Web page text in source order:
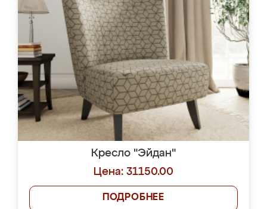
Кресло "Эйдан"
Цена: 31150.00
ПОДРОБНЕЕ